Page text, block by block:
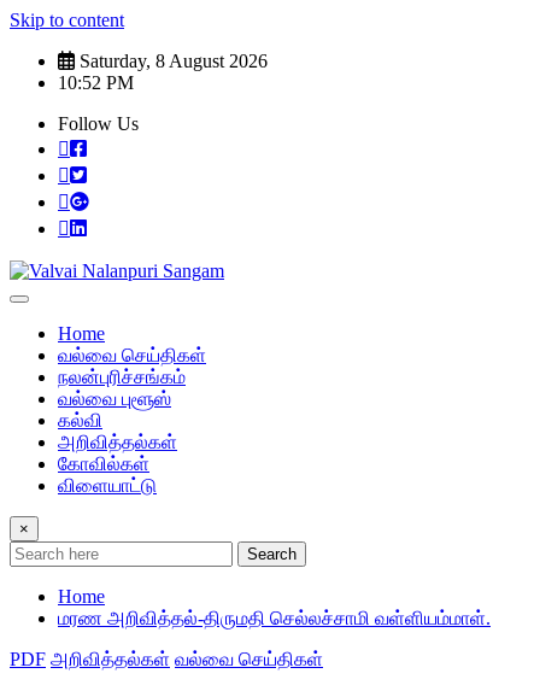
Skip to content
Saturday, 8 August 2026
10:52 PM
Follow Us
Home
வல்வை செய்திகள்
நலன்புரிச்சங்கம்
வல்வை புளூஸ்
கல்வி
அறிவித்தல்கள்
கோவில்கள்
விளையாட்டு
×
Search
Home
மரண அறிவித்தல்-திருமதி செல்லச்சாமி வள்ளியம்மாள்.
PDF அறிவித்தல்கள் வல்வை செய்திகள்